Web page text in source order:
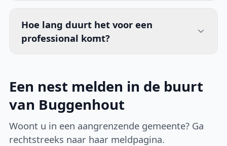
Hoe lang duurt het voor een
professional komt?
Een nest melden in de buurt
van Buggenhout
Woont u in een aangrenzende gemeente? Ga
rechtstreeks naar haar meldpagina.